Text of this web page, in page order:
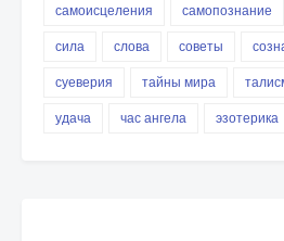
самоисцеления
самопознание
сила
слова советы
суеверия
тайны мира
удача
час ангела эзотерика